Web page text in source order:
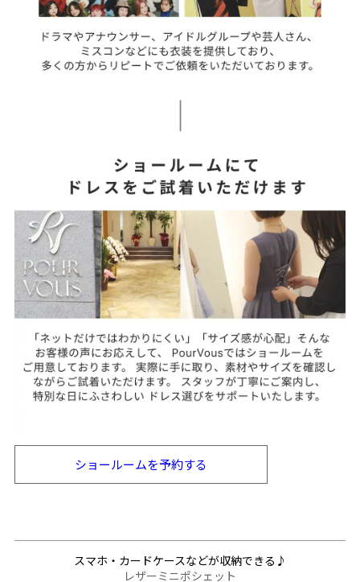
ショールームを予約する
スマホ・カードケースなどが収納できる♪
レザーミニポシェット